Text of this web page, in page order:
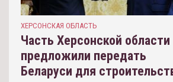
ХЕРСОНСКАЯ ОБЛАСТЬ
Часть Херсонской области
предложили передать
Беларуси для